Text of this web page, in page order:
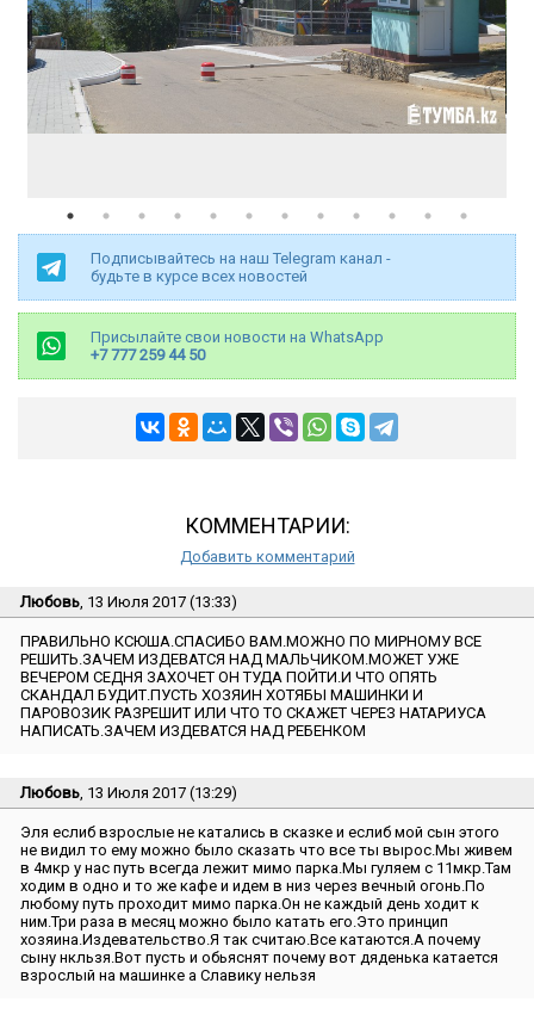
Подписывайтесь на наш Telegram канал -
будьте в курсе всех новостей
Присылайте свои новости на WhatsApp
+7 777 259 44 50
КОММЕНТАРИИ:
Добавить комментарий
Любовь , 13 Июля 2017 (13:33)
ПРАВИЛЬНО КСЮША.СПАСИБО ВАМ.МОЖНО ПО МИРНОМУ ВСЕ
РЕШИТЬ.ЗАЧЕМ ИЗДЕВАТСЯ НАД МАЛЬЧИКОМ.МОЖЕТ УЖЕ
ВЕЧЕРОМ СЕДНЯ ЗАХОЧЕТ ОН ТУДА ПОЙТИ.И ЧТО ОПЯТЬ
СКАНДАЛ БУДИТ.ПУСТЬ ХОЗЯИН ХОТЯБЫ МАШИНКИ И
ПАРОВОЗИК РАЗРЕШИТ ИЛИ ЧТО ТО СКАЖЕТ ЧЕРЕЗ НАТАРИУСА
НАПИСАТЬ.ЗАЧЕМ ИЗДЕВАТСЯ НАД РЕБЕНКОМ
Любовь , 13 Июля 2017 (13:29)
Эля еслиб взрослые не катались в сказке и еслиб мой сын этого
не видил то ему можно было сказать что все ты вырос.Мы живем
в 4мкр у нас путь всегда лежит мимо парка.Мы гуляем с 11мкр.Там
ходим в одно и то же кафе и идем в низ через вечный огонь.По
любому путь проходит мимо парка.Он не каждый день ходит к
ним.Три раза в месяц можно было катать его.Это принцип
хозяина.Издевательство.Я так считаю.Все катаются.А почему
сыну нкльзя.Вот пусть и обьяснят почему вот дяденька катается
взрослый на машинке а Славику нельзя